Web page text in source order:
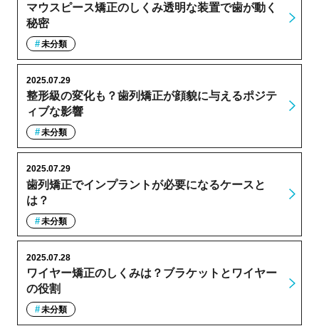
マウスピース矯正のしくみ透明な装置で歯が動く
秘密
未分類
整形級の変化も？歯列矯正が顔貌に与えるポジテ
ィブな影響
2025.07.29
未分類
歯列矯正でインプラントが必要になるケースと
は？
2025.07.29
未分類
ワイヤー矯正のしくみは？ブラケットとワイヤー
の役割
2025.07.28
未分類